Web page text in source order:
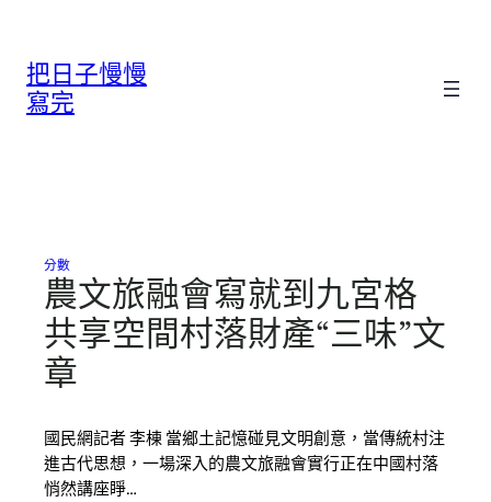
把日子慢慢
寫完
分數
農文旅融會寫就到九宮格
共享空間村落財產“三味”文
章
國民網記者 李棟 當鄉土記憶碰見文明創意，當傳統村注
進古代思想，一場深入的農文旅融會實行正在中國村落
悄然講座睜…